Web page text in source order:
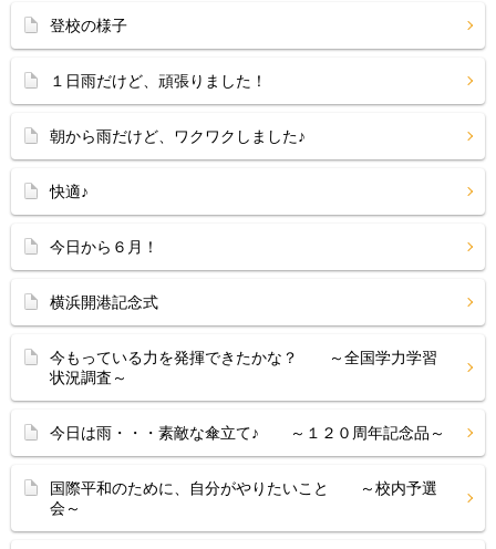
登校の様子
１日雨だけど、頑張りました！
朝から雨だけど、ワクワクしました♪
快適♪
今日から６月！
横浜開港記念式
今もっている力を発揮できたかな？ ～全国学力学習
状況調査～
今日は雨・・・素敵な傘立て♪ ～１２０周年記念品～
国際平和のために、自分がやりたいこと ～校内予選
会～